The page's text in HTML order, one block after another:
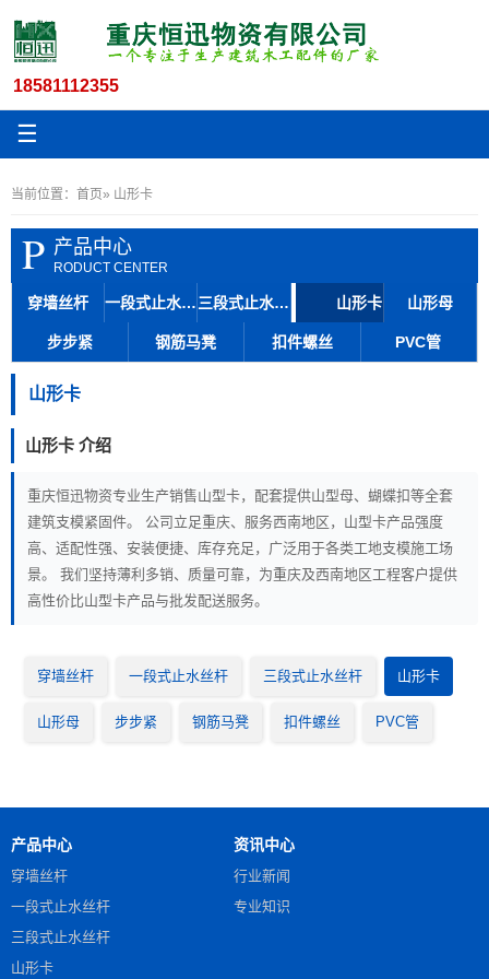
18581112355
☰
当前位置： 首页» 山形卡
P 产品中心
RODUCT CENTER
穿墙丝杆 一段式止水丝杆 三段式止水丝杆 山形卡 山形母
步步紧 钢筋马凳 扣件螺丝 PVC管
山形卡
山形卡 介绍
重庆恒迅物资专业生产销售山型卡，配套提供山型母、蝴蝶扣等全套
建筑支模紧固件。 公司立足重庆、服务西南地区，山型卡产品强度
高、适配性强、安装便捷、库存充足，广泛用于各类工地支模施工场
景。 我们坚持薄利多销、质量可靠，为重庆及西南地区工程客户提供
高性价比山型卡产品与批发配送服务。
穿墙丝杆 一段式止水丝杆 三段式止水丝杆 山形卡
山形母 步步紧 钢筋马凳 扣件螺丝 PVC管
产品中心
穿墙丝杆
一段式止水丝杆
三段式止水丝杆
山形卡
资讯中心
行业新闻
专业知识